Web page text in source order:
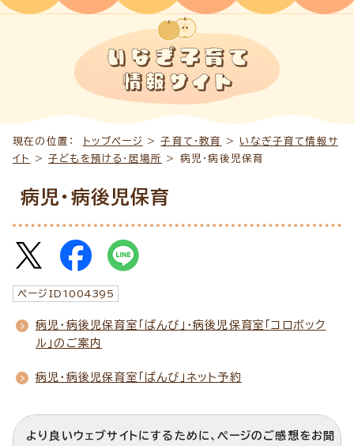
現在の位置： トップページ >子育て・教育 > いなぎ子育て情報サ
イト
>子どもを預ける・居場所 > 病児・病後児保育
病児・病後児保育
ページID 1004395
病児・病後児保育室「ばんび」・病後児保育室「コロボック
ル」のご案内
病児・病後児保育室「ばんび」ネット予約
より良いウェブサイトにするために、ページのご感想をお聞